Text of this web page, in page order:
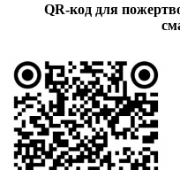
QR-код для